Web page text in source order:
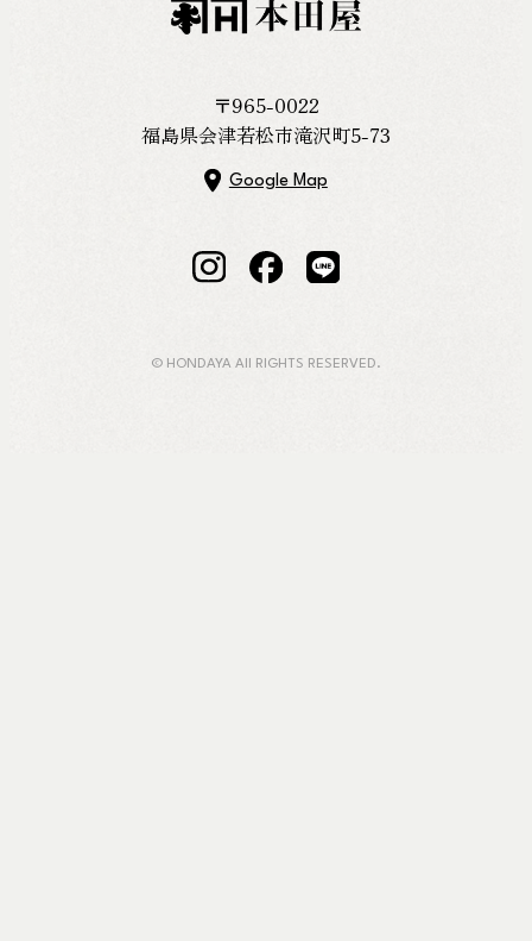
〒965-0022
福島県会津若松市滝沢町5-73
Google Map
© HONDAYA All RIGHTS RESERVED.